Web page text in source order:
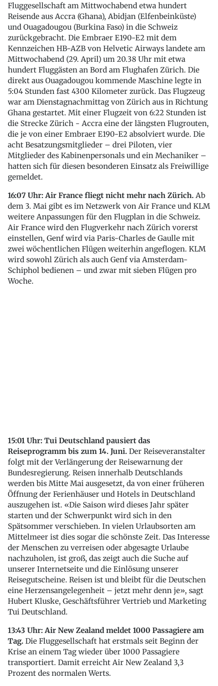
Fluggesellschaft am Mittwochabend etwa hundert
Reisende aus Accra (Ghana), Abidjan (Elfenbeinküste)
und Ouagadougou (Burkina Faso) in die Schweiz
zurückgebracht. Die Embraer E190-E2 mit dem
Kennzeichen HB-AZB von Helvetic Airways landete am
Mittwochabend (29. April) um 20.38 Uhr mit etwa
hundert Fluggästen an Bord am Flughafen Zürich. Die
direkt aus Ouagadougou kommende Maschine legte in
5:04 Stunden fast 4300 Kilometer zurück. Das Flugzeug
war am Dienstagnachmittag von Zürich aus in Richtung
Ghana gestartet. Mit einer Flugzeit von 6:22 Stunden ist
die Strecke Zürich - Accra eine der längsten Flugrouten,
die je von einer Embraer E190-E2 absolviert wurde. Die
acht Besatzungsmitglieder – drei Piloten, vier
Mitglieder des Kabinenpersonals und ein Mechaniker –
hatten sich für diesen besonderen Einsatz als Freiwillige
gemeldet.
16:07 Uhr: Air France fliegt nicht mehr nach Zürich. Ab
dem 3. Mai gibt es im Netzwerk von Air France und KLM
weitere Anpassungen für den Flugplan in die Schweiz.
Air France wird den Flugverkehr nach Zürich vorerst
einstellen, Genf wird via Paris-Charles de Gaulle mit
zwei wöchentlichen Flügen weiterhin angeflogen. KLM
wird sowohl Zürich als auch Genf via Amsterdam-
Schiphol bedienen – und zwar mit sieben Flügen pro
Woche.
15:01 Uhr: Tui Deutschland pausiert das
Reiseprogramm bis zum 14. Juni. Der Reiseveranstalter
folgt mit der Verlängerung der Reisewarnung der
Bundesregierung. Reisen innerhalb Deutschlands
werden bis Mitte Mai ausgesetzt, da von einer früheren
Öffnung der Ferienhäuser und Hotels in Deutschland
auszugehen ist. «Die Saison wird dieses Jahr später
starten und der Schwerpunkt wird sich in den
Spätsommer verschieben. In vielen Urlaubsorten am
Mittelmeer ist dies sogar die schönste Zeit. Das Interesse
der Menschen zu verreisen oder abgesagte Urlaube
nachzuholen, ist groß, das zeigt auch die Suche auf
unserer Internetseite und die Einlösung unserer
Reisegutscheine. Reisen ist und bleibt für die Deutschen
eine Herzensangelegenheit – jetzt mehr denn je», sagt
Hubert Kluske, Geschäftsführer Vertrieb und Marketing
Tui Deutschland.
13:43 Uhr: Air New Zealand meldet 1000 Passagiere am
Tag. Die Fluggesellschaft hat erstmals seit Beginn der
Krise an einem Tag wieder über 1000 Passagiere
transportiert. Damit erreicht Air New Zealand 3,3
Prozent des normalen Werts.